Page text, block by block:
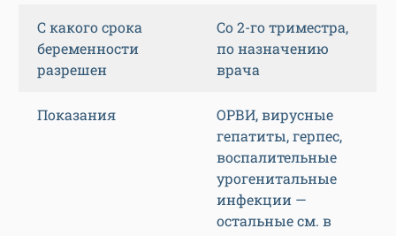
С какого срока
беременности
разрешен
Со 2-го триместра,
по назначению
врача
Показания
ОРВИ, вирусные
гепатиты, герпес,
воспалительные
урогенитальные
инфекции —
остальные см. в